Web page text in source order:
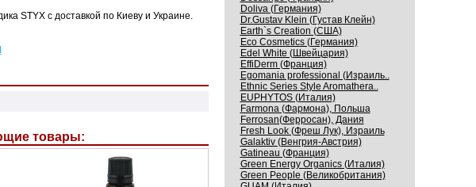
STYX с доставкой по Киеву и Украине.
товары:
Doliva (Германия)
Dr.Gustav Klein (Густав Клейн)
Earth`s Creation (США)
Eco Cosmetics (Германия)
Edel White (Швейцария)
EffiDerm (Франция)
Egomania professional (Израиль..
Ethnic Series Style Aromathera..
EUPHYTOS (Италия)
Farmona (Фармона), Польша
Ferrosan(Ферросан), Дания
Fresh Look (Фреш Лук), Израиль
Galaktiv (Венгрия-Австрия)
Gatineau (Франция)
Green Energy Organics (Италия)
Green People (Великобритания)